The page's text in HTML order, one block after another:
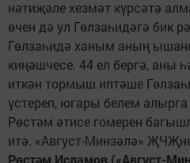
нәтиҗәле хезмәт күрсәтә
өчен дә ул Гөлзаһидәгә бик
Гөлзаһидә ханым аның
киңәшчесе. 44 ел бергә, аны
иткән тормыш иптәше
үстереп, югары белем
Рөстәм әтисе гомерен
итә. «Август-Минзәлә»
Рөстәм Исламов («Август-